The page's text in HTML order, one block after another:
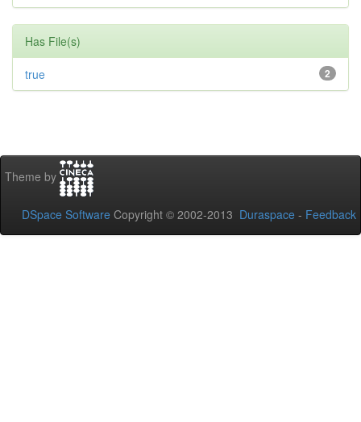
Has File(s)
2
true
Theme by
DSpace Software Copyright © 2002-2013 Duraspace - Feedback